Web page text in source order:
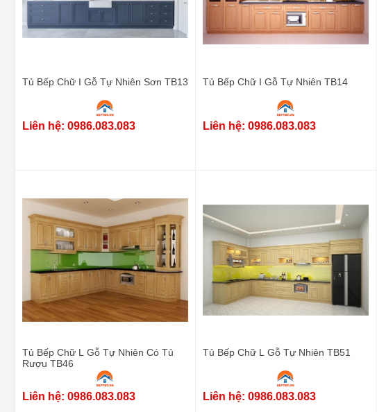
Tủ Bếp Chữ I Gỗ Tự Nhiên Sơn TB13
Liên hệ: 0986.083.083
Tủ Bếp Chữ I Gỗ Tự Nhiên​ TB14
Liên hệ: 0986.083.083
Tủ Bếp Chữ L Gỗ Tự Nhiên Có Tủ
Rượu TB46
Liên hệ: 0986.083.083
Tủ Bếp Chữ L Gỗ Tự Nhiên TB51
Liên hệ: 0986.083.083